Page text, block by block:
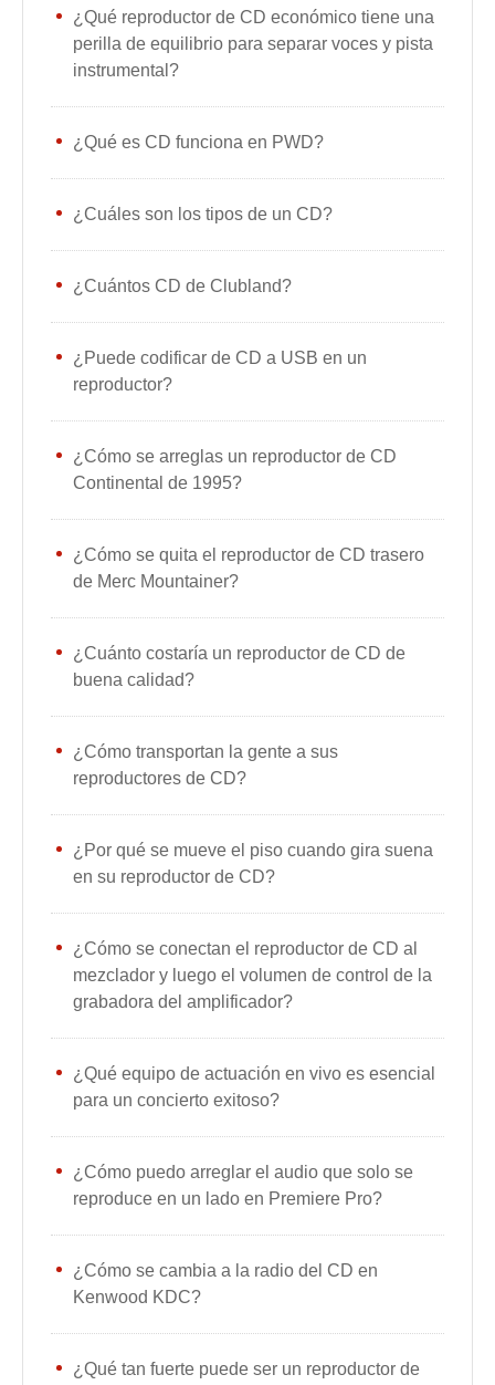
¿Qué reproductor de CD económico tiene una
perilla de equilibrio para separar voces y pista
instrumental?
¿Qué es CD funciona en PWD?
¿Cuáles son los tipos de un CD?
¿Cuántos CD de Clubland?
¿Puede codificar de CD a USB en un
reproductor?
¿Cómo se arreglas un reproductor de CD
Continental de 1995?
¿Cómo se quita el reproductor de CD trasero
de Merc Mountainer?
¿Cuánto costaría un reproductor de CD de
buena calidad?
¿Cómo transportan la gente a sus
reproductores de CD?
¿Por qué se mueve el piso cuando gira suena
en su reproductor de CD?
¿Cómo se conectan el reproductor de CD al
mezclador y luego el volumen de control de la
grabadora del amplificador?
¿Qué equipo de actuación en vivo es esencial
para un concierto exitoso?
¿Cómo puedo arreglar el audio que solo se
reproduce en un lado en Premiere Pro?
¿Cómo se cambia a la radio del CD en
Kenwood KDC?
¿Qué tan fuerte puede ser un reproductor de